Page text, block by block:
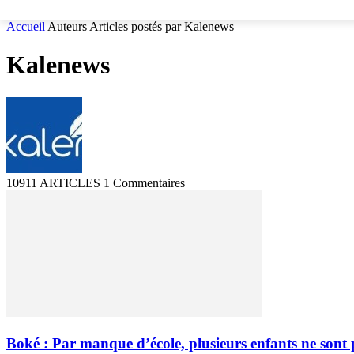
Accueil Auteurs Articles postés par Kalenews
Kalenews
10911 ARTICLES 1 Commentaires
Boké : Par manque d’école, plusieurs enfants ne sont